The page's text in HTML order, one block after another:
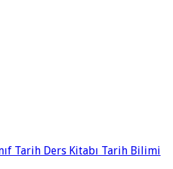
Tarih Ders Kitabı Tarih Bilimi